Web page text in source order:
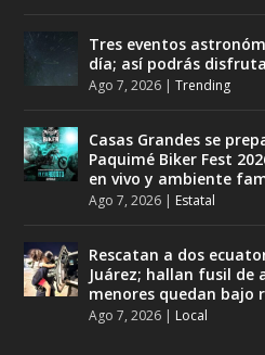
Tres eventos
día; así podrás
Ago 7, 2026 |Trending
Casas Grandes se
Paquimé Biker Fest
en vivo y ambiente
Ago 7, 2026 | Estatal
Rescatan a dos
Juárez; hallan fusil de
menores quedan bajo
Ago 7, 2026 | Local